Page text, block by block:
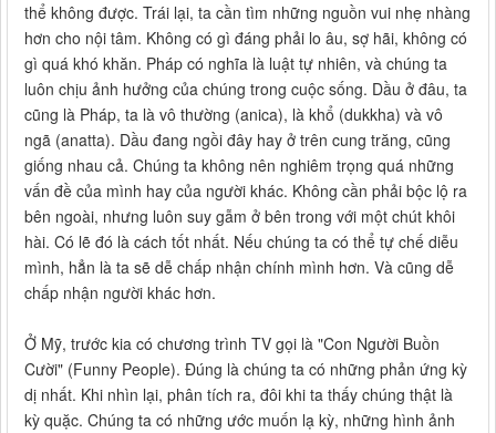
thể không được. Trái lại, ta cần tìm những nguồn vui nhẹ nhàng
hơn cho nội tâm. Không có gì đáng phải lo âu, sợ hãi, không có
gì quá khó khăn. Pháp có nghĩa là luật tự nhiên, và chúng ta
luôn chịu ảnh hưởng của chúng trong cuộc sống. Dầu ở đâu, ta
cũng là Pháp, ta là vô thường (anica), là khổ (dukkha) và vô
ngã (anatta). Dầu đang ngồi đây hay ở trên cung trăng, cũng
giống nhau cả. Chúng ta không nên nghiêm trọng quá những
vấn đề của mình hay của người khác. Không cần phải bộc lộ ra
bên ngoài, nhưng luôn suy gẫm ở bên trong với một chút khôi
hài. Có lẽ đó là cách tốt nhất. Nếu chúng ta có thể tự chế diễu
mình, hẳn là ta sẽ dễ chấp nhận chính mình hơn. Và cũng dễ
chấp nhận người khác hơn.
Ở Mỹ, trước kia có chương trình TV gọi là "Con Người Buồn
Cười" (Funny People). Đúng là chúng ta có những phản ứng kỳ
dị nhất. Khi nhìn lại, phân tích ra, đôi khi ta thấy chúng thật là
kỳ quặc. Chúng ta có những ước muốn lạ kỳ, những hình ảnh